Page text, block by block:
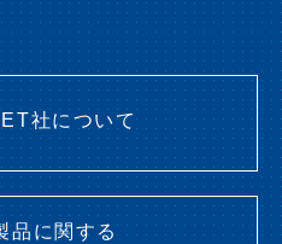
社について
品に関する